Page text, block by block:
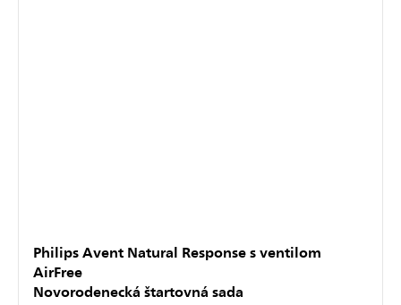
Philips Avent Natural Response s ventilom
AirFree
Novorodenecká štartovná sada